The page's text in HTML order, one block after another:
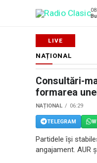
NAȚIONAL
Consultări-
formarea
NAȚIONAL 06:29
TELEGRAM
Partidele își
angajament. AUR